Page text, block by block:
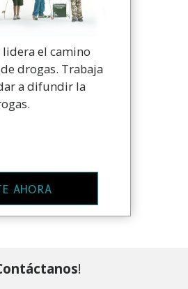
el camino
drogas. Trabaja
a difundir la
AHORA
!